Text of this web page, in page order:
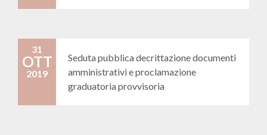
31
OTT
2019
Seduta pubblica decrittazione documenti
amministrativi e proclamazione
graduatoria provvisoria